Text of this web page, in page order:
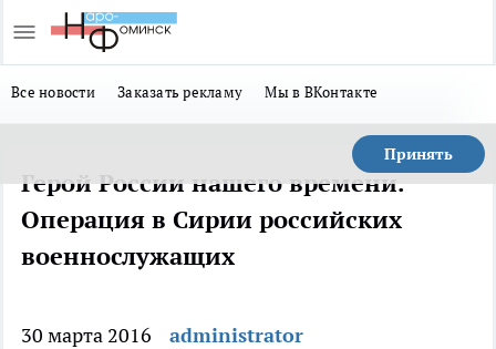
Все новости Заказать рекламу Мы в ВКонтакте
Принять
Герой России нашего времени.
Операция в Сирии российских
военнослужащих
30 марта 2016 administrator